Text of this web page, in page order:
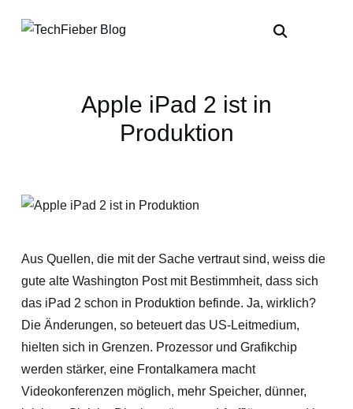
Apple iPad 2 ist in
Produktion
Aus Quellen, die mit der Sache vertraut sind, weiss die
gute alte Washington Post mit Bestimmheit, dass sich
das iPad 2 schon in Produktion befinde. Ja, wirklich?
Die Änderungen, so beteuert das US-Leitmedium,
hielten sich in Grenzen. Prozessor und Grafikchip
werden stärker, eine Frontalkamera macht
Videokonferenzen möglich, mehr Speicher, dünner,